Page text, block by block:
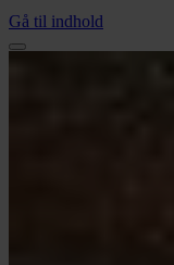
Gå til indhold